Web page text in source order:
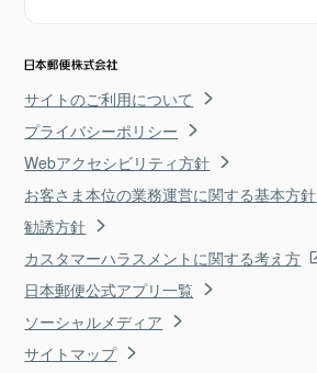
サイトのご利用について
プライバシーポリシー
Webアクセシビリティ方針
お客さま本位の業務運営に関する基本方針
勧誘方針
カスタマーハラスメントに関する考え方
日本郵便公式アプリ一覧
ソーシャルメディア
サイトマップ